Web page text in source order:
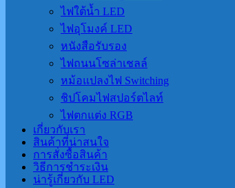
ไฟใต้น้ำ LED
ไฟอุโมงค์ LED
หนังสือรับรอง
ไฟถนนโซล่าเชลล์
หม้อแปลงไฟ Switching
ชิปโคมไฟสปอร์ตไลท์
ไฟตกแต่ง RGB
เกี่ยวกับเรา
สินค้าที่น่าสนใจ
การสั่งซื้อสินค้า
วิธีการชำระเงิน
น่ารู้เกี่ยวกับ LED